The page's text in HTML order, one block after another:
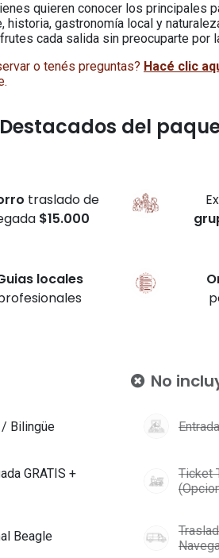
quieren conocer los principales
historia, gastronomía local y
cada salida sin preocuparte por
o tenés preguntas? Hacé clic
Destacados del
traslado de
$15.000
locales
/ Bilingüe
GRATIS +
Beagle
No
Ticket